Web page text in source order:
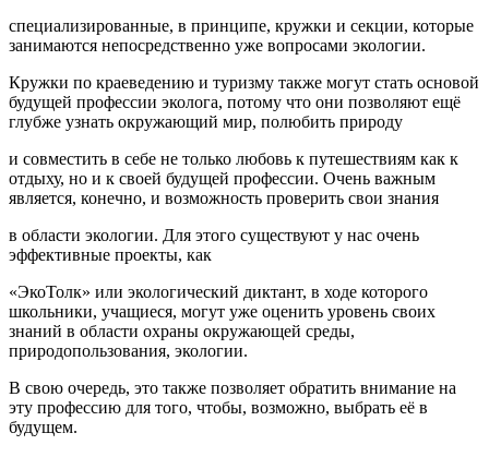
специализированные, в принципе, кружки и секции, которые
занимаются непосредственно уже вопросами экологии.
Кружки по краеведению и туризму также могут стать основой
будущей профессии эколога, потому что они позволяют ещё
глубже узнать окружающий мир, полюбить природу
и совместить в себе не только любовь к путешествиям как к
отдыху, но и к своей будущей профессии. Очень важным
является, конечно, и возможность проверить свои знания
в области экологии. Для этого существуют у нас очень
эффективные проекты, как
«ЭкоТолк» или экологический диктант, в ходе которого
школьники, учащиеся, могут уже оценить уровень своих
знаний в области охраны окружающей среды,
природопользования, экологии.
В свою очередь, это также позволяет обратить внимание на
эту профессию для того, чтобы, возможно, выбрать её в
будущем.